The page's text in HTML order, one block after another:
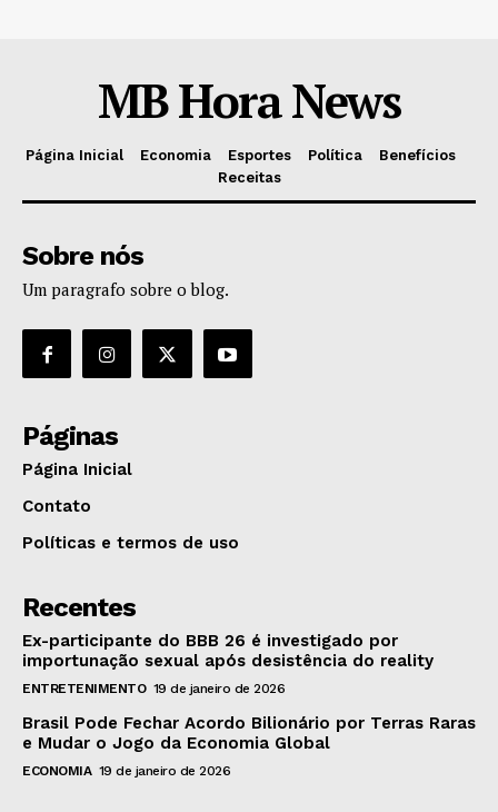
MB Hora News
Página Inicial Economia Esportes Política
Benefícios
Receitas
Sobre nós
Um paragrafo sobre o blog.
Páginas
Página Inicial
Contato
Políticas e termos de uso
Recentes
Ex-participante do BBB 26 é investigado por
importunação sexual após desistência do reality
ENTRETENIMENTO 19 de janeiro de 2026
Brasil Pode Fechar Acordo Bilionário por Terras Raras
e Mudar o Jogo da Economia Global
ECONOMIA 19 de janeiro de 2026